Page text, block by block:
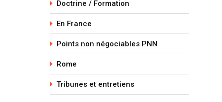
Doctrine / Formation
En France
Points non négociables PNN
Rome
Tribunes et entretiens